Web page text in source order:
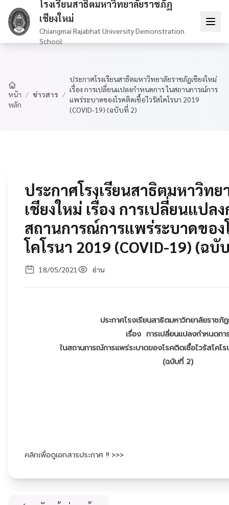
โรงเรียนสาธิตมหาวิทยาลัยราชภัฏ
เชียงใหม่
Chiangmai Rajabhat University Demonstration
School
หน้า
หลัก
/ ข่าวสาร /
ประกาศโรงเรียนสาธิตมหาวิทยาลัยราชภัฏเชียงใหม่
เรื่อง การเปลี่ยนแปลงกำหนดการ ในสถานการณ์การ
แพร่ระบาดของโรคติดเชื้อไวรัสโคโรนา 2019
(COVID-19) (ฉบับที่ 2)
ประกาศโรงเรียนสาธิตมหาวิท
เชียงใหม่ เรื่อง การเปลี่ยนแปล
สถานการณ์การแพร่ระบาดของ
โคโรนา 2019 (COVID-19) (ฉบั
18/05/2021 อ่าน
ประกาศโรงเรียนสาธิตมหาวิทยาลัยราชภั
เรื่อง การเปลี่ยนแปลงกำหนดกา
ในสถานการณ์การแพร่ระบาดของโรคติดเชื้อไวรัสโคโ
(ฉบับที่ 2)
คลิกเพื่อดูเอกสารประกาศ !! >>>